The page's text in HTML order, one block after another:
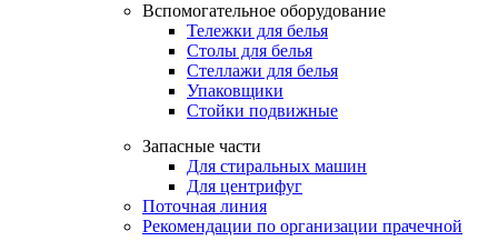
Вспомогательное оборудование
Тележки для белья
Столы для белья
Стеллажи для белья
Упаковщики
Стойки подвижные
Запасные части
Для стиральных машин
Для центрифуг
Поточная линия
Рекомендации по организации прачечной